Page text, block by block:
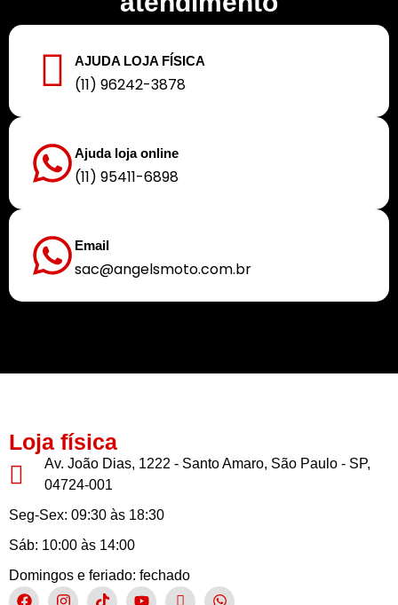
AJUDA LOJA FÍSICA
(11) 96242-3878
Ajuda loja online
(11) 95411-6898
Email
sac@angelsmoto.com.br
Loja física
Av. João Dias, 1222 - Santo Amaro, São Paulo - SP,
04724-001
Seg-Sex: 09:30 às 18:30
Sáb: 10:00 às 14:00
Domingos e feriado: fechado